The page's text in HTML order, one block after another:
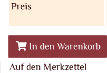
Preis
In den Warenkorb
Auf den Merkzettel